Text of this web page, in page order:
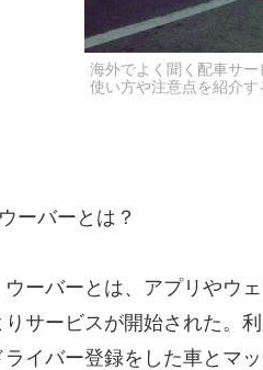
海外でよく聞く配車サー
使い方や注意点を紹介す
ーバーとは？
ーバーとは、アプリやウ
りサービスが開始された。
ライバー登録をした車とマ